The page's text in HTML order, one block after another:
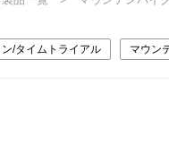
ン/タイムトライアル マウン